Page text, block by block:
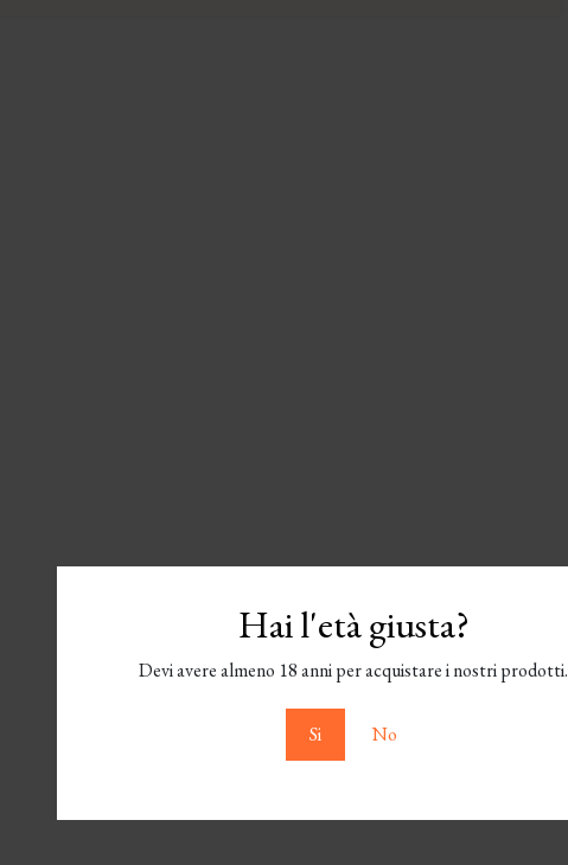
Hai l'età giusta?
Devi avere almeno 18 anni per acquistare i nostri prodotti.
Si No